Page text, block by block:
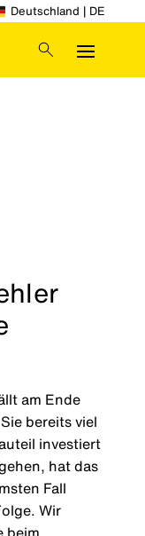
Deutschland | DE
am Ende
bereits viel
investiert
hat das
Fall
Wir